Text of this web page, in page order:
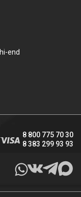
end
8 800 775 70 30
8 383 299 93 93